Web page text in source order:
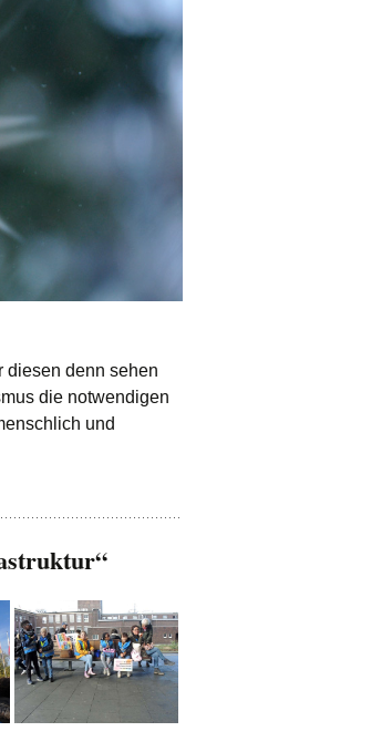
diesen denn sehen
die notwendigen
und